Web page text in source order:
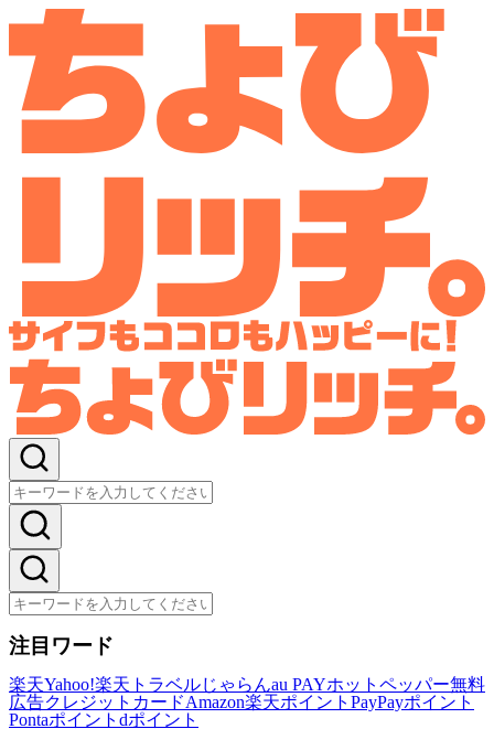
注目ワード
楽天Yahoo!楽天トラベルじゃらんau PAYホットペッパー無料
広告クレジットカードAmazon楽天ポイント PayPayポイント
Pontaポイント dポイント